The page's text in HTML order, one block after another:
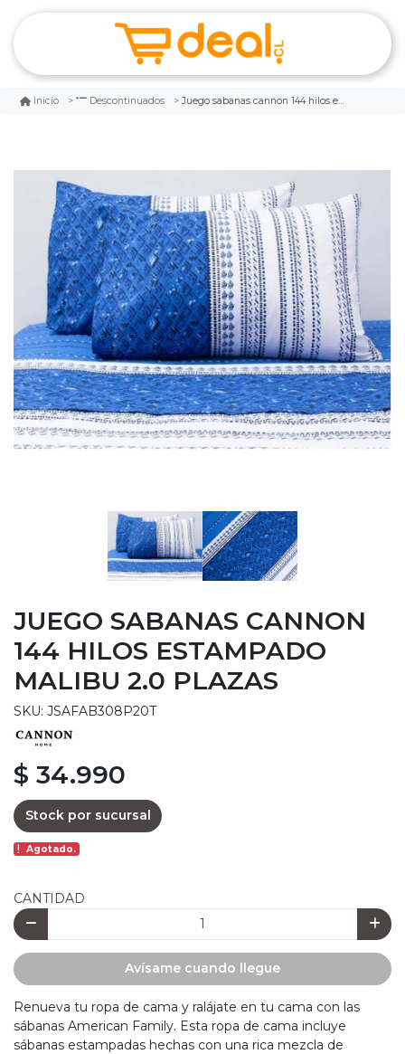
Inicio Descontinuados Juego sabanas cannon 144 hilos estampado malibu 2.0 plazas
JUEGO SABANAS CANNON
144 HILOS ESTAMPADO
MALIBU 2.0 PLAZAS
SKU: JSAFAB308P20T
$ 34.990
Stock por sucursal
Agotado.
CANTIDAD
Avísame cuando llegue
Renueva tu ropa de cama y ralájate en tu cama con las
sábanas American Family. Esta ropa de cama incluye
sábanas estampadas hechas con una rica mezcla de